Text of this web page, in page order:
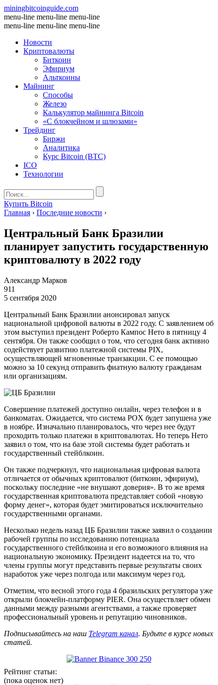
miningbitcoinguide.com
menu-line menu-line menu-line
menu-line menu-line menu-line
Новости
Криптовалюты
Биткоин
Эфириум
Альткоины
Майнинг
Способы
Железо
Калькулятор майнинга Bitcoin
«С блокчейном и шлюзами»
Трейдинг
Биржи
Аналитика
Курс Bitcoin (BTC)
ICO
Технологии
Купить Bitcoin
Главная › Последние новости ›
Центральный Банк Бразилии
планирует запустить государственную
криптовалюту в 2022 году
Александр Марков
911
5 сентября 2020
Центральный Банк Бразилии анонсировал запуск
национальной цифровой валюты в 2022 году. С заявлением об
этом выступил президент Роберто Кампос Нето в пятницу 4
сентября. Он также сообщил о том, что сегодня банк активно
содействует развитию платежной системы PIX,
осуществляющей мгновенные транзакции. С ее помощью
можно за 10 секунд отправить фиатную валюту гражданам
или организациям.
Совершение платежей доступно онлайн, через телефон и в
банкоматах. Ожидается, что система POX будет запушена уже
в ноябре. Изначально планировалось, что через нее будут
проходить только платежи в криптовалютах. Но теперь Нето
заявил о том, что на базе этой системы будет работать и
государственный стейблкоин.
Он также подчеркнул, что национальная цифровая валюта
отличается от обычных криптовалют (биткоин, эфириум),
поскольку последние «не внушают доверия». В то же время
государственная криптовалюта представляет собой «новую
форму денег», которая будет эмитироваться исключительно
государственными органами.
Несколько недель назад ЦБ Бразилии также заявил о создании
рабочей группы по исследованию потенциала
государственного стейблкоина и его возможного влияния на
национальную экономику. Президент надеется на то, что
члены группы могут представить первые результаты своих
наработок уже через полгода или максимум через год.
Отметим, что весной этого года 4 бразильских регулятора уже
открыли блокчейн-платформу PIER. Она осуществляет обмен
данными между разными агентствами, а также проверяет
профессиональный уровень и репутацию чиновников.
Подписывайтесь на наш Telegram канал. Будьте в курсе новых
статей.
Рейтинг статьи:
(пока оценок нет)